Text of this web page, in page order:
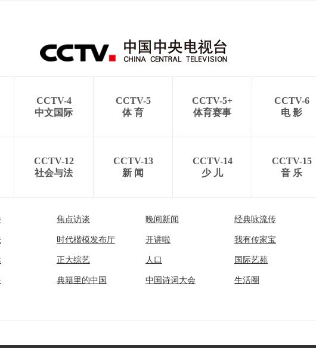
CCTV-4
中文国际
CCTV-5
体 育
CCTV-5+
体育赛事
CCTV-6
电 影
CCTV-12
社会与法
CCTV-13
新 闻
CCTV-14
少 儿
CCTV-15
音 乐
焦点访谈 晚间新闻 经典咏流传
时代楷模发布厅 开讲啦 我有传家宝
正大综艺 人口 国际艺苑
典籍里的中国 中国诗词大会 生活圈